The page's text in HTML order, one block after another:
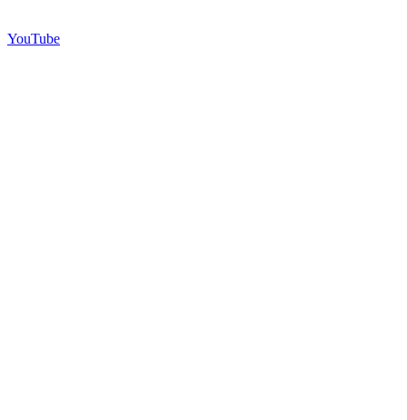
YouTube